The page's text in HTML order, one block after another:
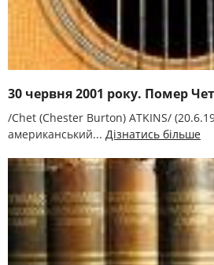
30 червня 2001 року. Помер
/Chet (Chester Burton) ATKІNS/
американський... Дізнатись більше